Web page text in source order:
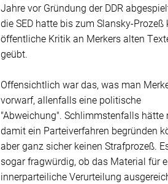
Jahre vor Gründung der DDR
die SED hatte bis zum Slansky-Prozeß
öffentliche Kritik an Merkers alten
geübt.
Offensichtlich war das, was man
vorwarf, allenfalls eine politische
"Abweichung". Schlimmstenfalls hätte
damit ein Parteiverfahren begründen
aber ganz sicher keinen Strafprozeß.
sogar fragwürdig, ob das Material für
innerparteiliche Verurteilung